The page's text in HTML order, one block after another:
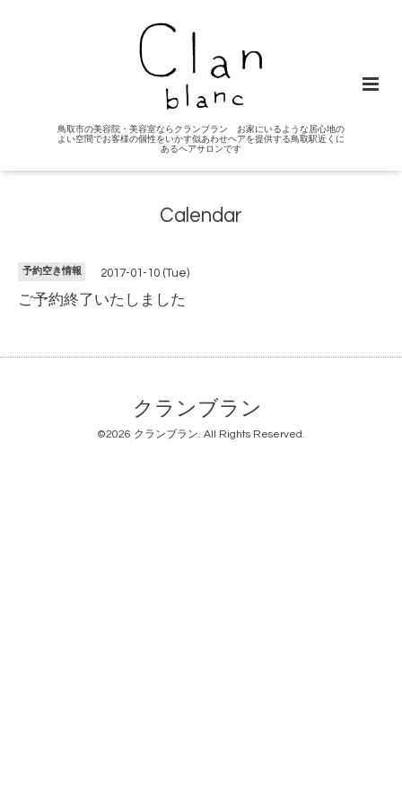
鳥取市の美容院・美容室ならクランブラン お家にいるような居心地の
よい空間でお客様の個性をいかす似あわせヘアを提供する鳥取駅近くに
あるヘアサロンです
Calendar
予約空き情報 2017-01-10 (Tue)
ご予約終了いたしました
クランブラン
©2026 クランブラン. All Rights Reserved.